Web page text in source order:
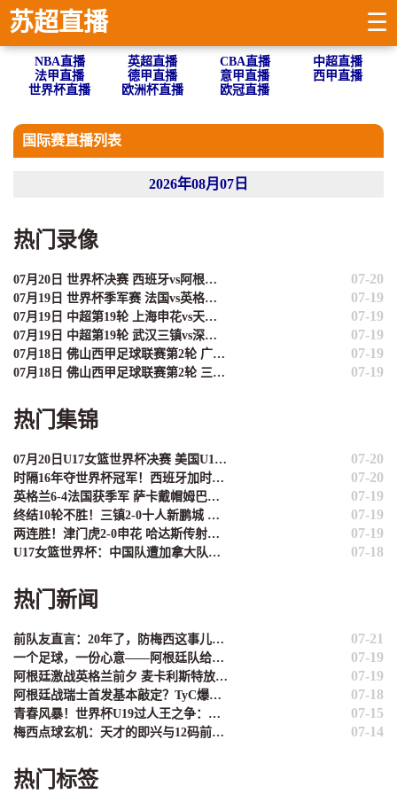
苏超直播 ☰
NBA直播 英超直播 CBA直播
中超直播
法甲直播
德甲直播 意甲直播
西甲直播
世界杯直播
欧洲杯直播 欧冠直播
国际赛直播列表
2026年08月07日
热门录像
07月20日 世界杯决赛 西班牙vs阿根廷 全场录像 07-20
07月19日 世界杯季军赛 法国vs英格兰 全场录像 07-19
07月19日 中超第19轮 上海申花vs天津津门虎 全场录像 07-19
07月19日 中超第19轮 武汉三镇vs深圳新鹏城 全场录像 07-19
07月18日 佛山西甲足球联赛第2轮 广东客家青年 VS 广州苏雅蔚雨堂 全场录像 07-19
07月18日 佛山西甲足球联赛第2轮 三水乐民兴健力宝 VS 广东飞马 全场录像 07-19
热门集锦
07月20日U17女篮世界杯决赛 美国U17女篮 82 - 73 西班牙U17女篮 集锦 07-20
时隔16年夺世界杯冠军！西班牙加时1-0阿根廷 费兰制胜恩佐染红 07-20
英格兰6-4法国获季军 萨卡戴帽姆巴佩双响创纪录奥利塞2助+失良机 07-19
终结10轮不胜！三镇2-0十人新鹏城 加布里埃尔直红 熊继政破门 07-19
两连胜！津门虎2-0申花 哈达斯传射基莱斯破门 比赛一度暂停1小时 07-19
U17女篮世界杯：中国队遭加拿大队绝杀无缘4强 庞云舒16+10 07-18
热门新闻
前队友直言：20年了，防梅西这事儿，真没谁能搞定 07-21
一个足球，一份心意——阿根廷队给广西孩子寄去了礼物 07-19
阿根廷激战英格兰前夕 麦卡利斯特放话：身心都得硬扛 07-19
阿根廷战瑞士首发基本敲定？TyC爆料：沿用打埃及那套，只有两个位置可能动刀 07-18
青春风暴！世界杯U19过人王之争：姆巴佩22次领跑 亚马尔紧咬不放 07-15
梅西点球玄机：天才的即兴与12码前的矛盾 07-14
热门标签